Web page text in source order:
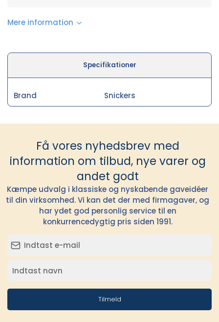
Mere information
Specifikationer
Brand Snickers
Få vores nyhedsbrev med
information om tilbud, nye varer og
andet godt
Kæmpe udvalg i klassiske og nyskabende gaveidéer
til din virksomhed. Vi kan det der med firmagaver, og
har ydet god personlig service til en
konkurrencedygtig pris siden 1991.
Tilmeld